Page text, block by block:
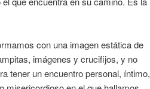
con una imagen estática de
imágenes y crucifijos, y no
tener un encuentro personal, íntimo,